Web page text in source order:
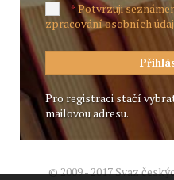
*Potvrzuji
zpracování osobních
Pro registraci stačí
mailovou adresu.
© 2009 - 2017 Svaz